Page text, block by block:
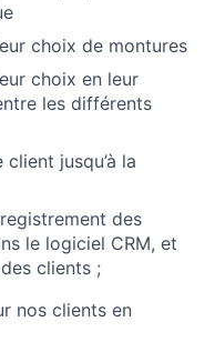
choix de montures
choix en leur
les différents
jusqu’à la
des
le logiciel CRM, et
clients ;
nos clients en